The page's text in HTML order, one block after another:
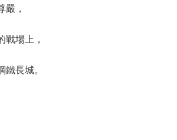
，
場上，
長城。